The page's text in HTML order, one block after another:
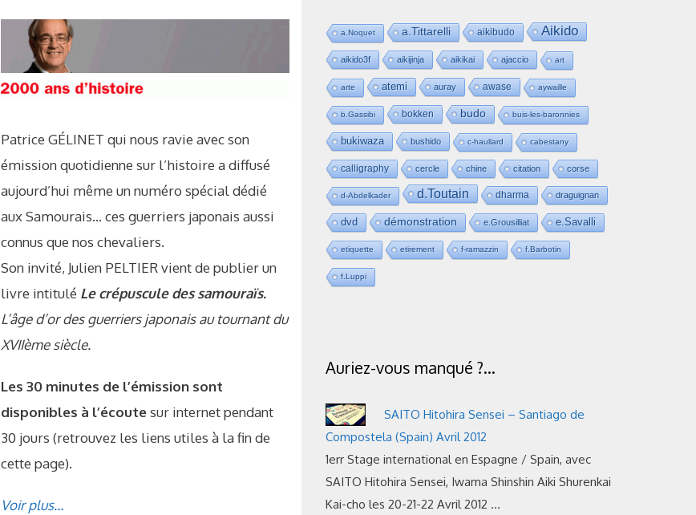
Patrice GÉLINET qui nous ravie avec son
émission quotidienne sur l’histoire a diffusé
aujourd’hui même un numéro spécial dédié
aux Samourais… ces guerriers japonais aussi
connus que nos chevaliers.
Son invité, Julien PELTIER vient de publier un
livre intitulé Le crépuscule des samouraïs.
L’âge d’or des guerriers japonais au tournant du
XVIIème siècle.
Les 30 minutes de l’émission sont
disponibles à l’écoutesur internet pendant
30 jours (retrouvez les liens utiles à la fin de
cette page).
Voir plus…
a.Noquet a.Tittarelli aikibudo Aikido
aikido3f aikijinja aikikai ajaccio art
arte atemi auray awase aywaille
b.Gassibi bokken budo buis-les-baronnies
bukiwaza bushido c-haullard cabestany
calligraphy cercle chine citation corse
d-Abdelkader d.Toutain dharma draguignan
dvd démonstration e.Grousilliat e.Savalli
etiquette etirement f-ramazzin f.Barbotin
f.Luppi
Auriez-vous manqué ?…
SAITO Hitohira Sensei – Santiago de
Compostela (Spain) Avril 2012
1err Stage international en Espagne / Spain, avec
SAITO Hitohira Sensei, Iwama Shinshin Aiki Shurenkai
Kai-cho les 20-21-22 Avril 2012 …